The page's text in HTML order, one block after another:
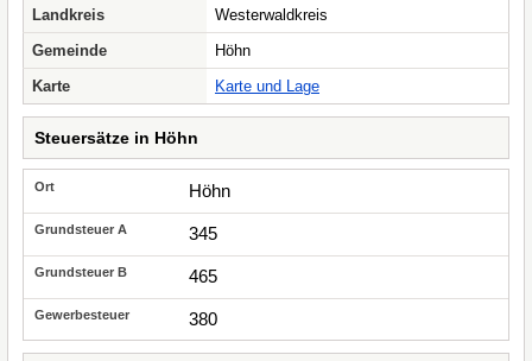
Landkreis
Westerwaldkreis
Gemeinde
Höhn
Karte
Karte und Lage
Steuersätze in Höhn
Höhn
345
465
380